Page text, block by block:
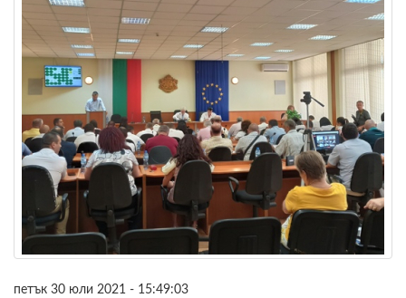
петък 30 юли 2021 - 15:49:03